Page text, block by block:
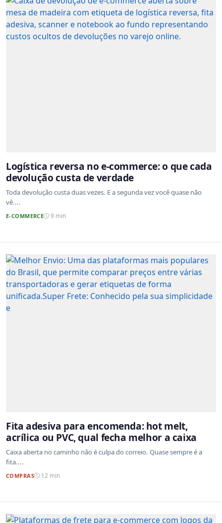
Logística reversa no e-commerce: o que cada
devolução custa de verdade
Toda devolução custa duas vezes. E a segunda vez você quase não
vê....
E-COMMERCE 9 min
Fita adesiva para encomenda: hot melt,
acrílica ou PVC, qual fecha melhor a caixa
Caixa aberta no caminho não é culpa do correio. Quase sempre é a
fita....
COMPRAS 12 min